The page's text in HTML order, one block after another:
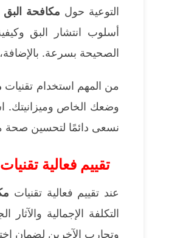
التوعية حول مكافحة البق
أسلوب انتشار البق
الصحيحة بسرعة.
من المهم استخدام تقنيات
وضعك الخاص وميزانيتك.
نسعى دائمًا لتحسين صحة
تقييم فعالية
عند تقييم فعالية تقنيات
التكلفة الإجمالية
وتجارب الآخرين لضمان